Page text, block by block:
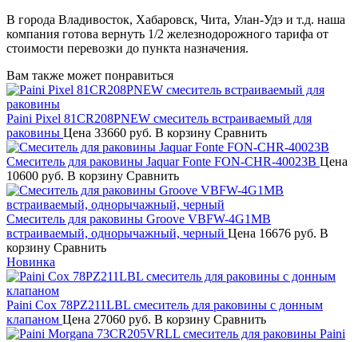
В города Владивосток, Хабаровск, Чита, Улан-Удэ и т.д. наша
компания готова вернуть 1/2 железнодорожного тарифа от
стоимости перевозки до пункта назначения.
Вам также может понравиться
Paini Pixel 81CR208PNEW смеситель встраиваемый для
раковины Цена 33660 руб. В корзину Сравнить
Смеситель для раковины Jaquar Fonte FON-CHR-40023B Цена
10600 руб. В корзину Сравнить
Смеситель для раковины Groove VBFW-4G1MB
встраиваемый, однорычажный, черный Цена 16676 руб. В
корзину Сравнить
Новинка
Paini Cox 78PZ211LBL смеситель для раковины с донным
клапаном Цена 27060 руб. В корзину Сравнить
Paini